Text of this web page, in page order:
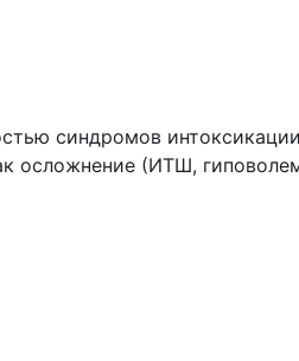
синдромов
осложнение (ИТШ,